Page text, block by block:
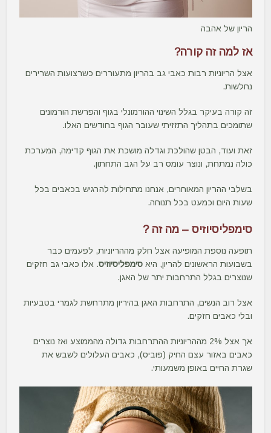
הריון של אהבה
אז למה זה קורה?
אצל הריוניות רבות כאבי גב בהריון מתעוררים כשרצועות השרירים
נחלשות.
זה קורה בעיקר בגלל השינוי ההורמונלי בגוף והפרשת הורמונים
שתומכים בתהליך התזזיתי שעובר הגוף בחודשים האלו.
זאת ועוד, הבטן שהולכת וגדלה מושכת את הגוף קדימה, המערכת
כולה נמתחת, ונוצר עומס רב על הגב התחתון.
בשלבי ההריון המאוחרים, אנחנו מתחילות להרגיש בכאבים בכל
שעות היום וכמעט בכל תנוחה.
סימפליסיוזיס – מה זה ?
תופעה נוספת המופיעה אצל חלק מההריוניות, לפעמים כבר
בשבועות הראשונים להריון, היאסימפליסיוזיס. אלו כאבי גב חזקים
שנוצרים בגלל התרחבות יתר של האגן.
אצל רוב הנשים, התרחבות האגן בהיריון מתרחשת לגמרי בטבעיות
ובלי כאבים חזקים.
אך אצל 2% מההריוניות ההתרחבות גדולה מהממוצע ואז נוצרים
כאבים באזור עצם החיק (פוביס), כאבים העלולים לשבש את
שגרת החיים באופן משמעותי.